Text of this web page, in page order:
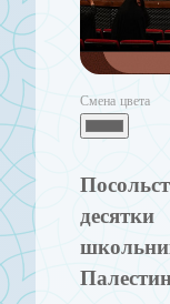
Смена цвета